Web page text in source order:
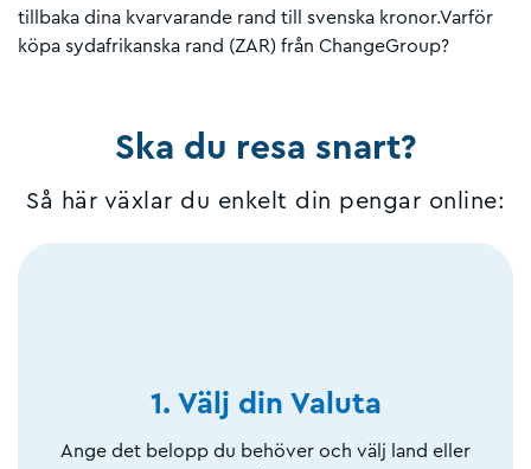
tillbaka dina kvarvarande rand till svenska kronor.Varför
köpa sydafrikanska rand (ZAR) från ChangeGroup?
Ska du resa snart?
Så här växlar du enkelt din pengar online:
1. Välj din Valuta
Ange det belopp du behöver och välj land eller